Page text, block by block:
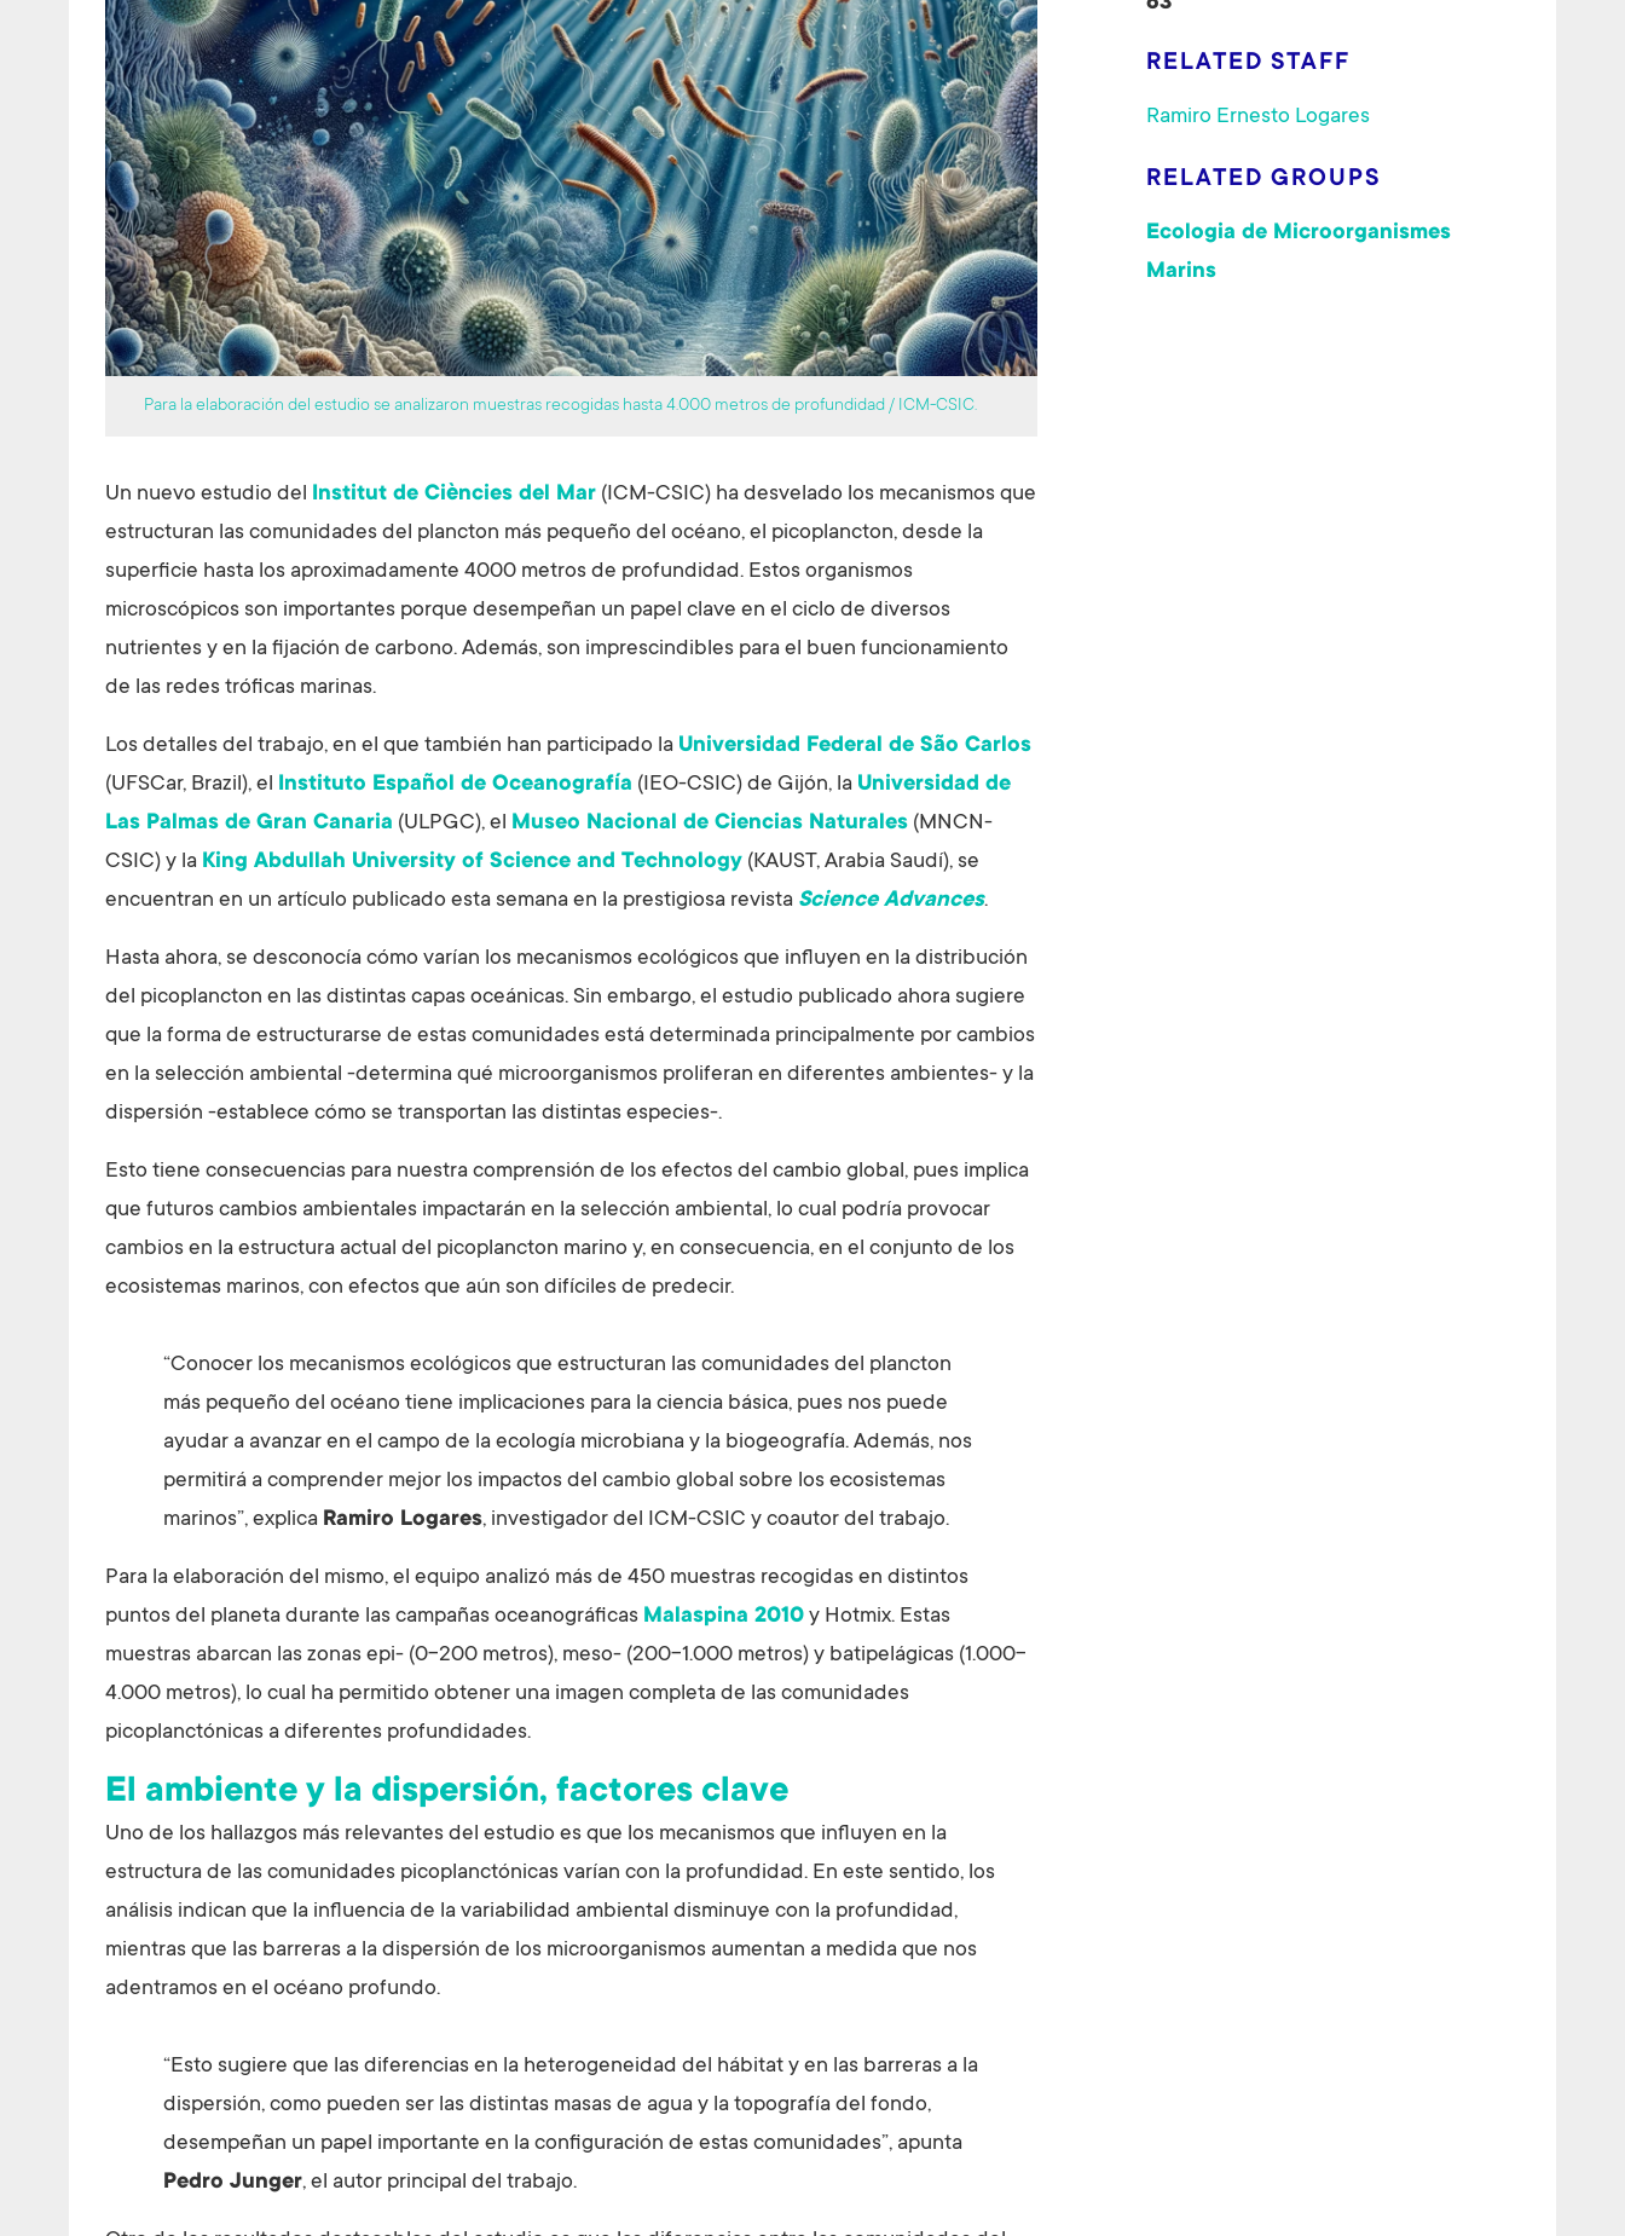
Para la elaboración del estudio se analizaron muestras recogidas hasta 4.000 metros de profundidad / ICM-CSIC.
Un nuevo estudio del Institut de Ciències del Mar (ICM-CSIC) ha desvelado los mecanismos que
estructuran las comunidades del plancton más pequeño del océano, el picoplancton, desde la
superficie hasta los aproximadamente 4000 metros de profundidad. Estos organismos
microscópicos son importantes porque desempeñan un papel clave en el ciclo de diversos
nutrientes y en la fijación de carbono. Además, son imprescindibles para el buen funcionamiento
de las redes tróficas marinas.
Los detalles del trabajo, en el que también han participado la Universidad Federal de São Carlos
(UFSCar, Brazil), el Instituto Español de Oceanografía (IEO-CSIC) de Gijón, la Universidad de
Las Palmas de Gran Canaria (ULPGC), el Museo Nacional de Ciencias Naturales (MNCN-
CSIC) y la King Abdullah University of Science and Technology (KAUST, Arabia Saudí), se
encuentran en un artículo publicado esta semana en la prestigiosa revista Science Advances.
Hasta ahora, se desconocía cómo varían los mecanismos ecológicos que influyen en la distribución
del picoplancton en las distintas capas oceánicas. Sin embargo, el estudio publicado ahora sugiere
que la forma de estructurarse de estas comunidades está determinada principalmente por cambios
en la selección ambiental -determina qué microorganismos proliferan en diferentes ambientes- y la
dispersión -establece cómo se transportan las distintas especies-.
Esto tiene consecuencias para nuestra comprensión de los efectos del cambio global, pues implica
que futuros cambios ambientales impactarán en la selección ambiental, lo cual podría provocar
cambios en la estructura actual del picoplancton marino y, en consecuencia, en el conjunto de los
ecosistemas marinos, con efectos que aún son difíciles de predecir.
“Conocer los mecanismos ecológicos que estructuran las comunidades del plancton
más pequeño del océano tiene implicaciones para la ciencia básica, pues nos puede
ayudar a avanzar en el campo de la ecología microbiana y la biogeografía. Además, nos
permitirá a comprender mejor los impactos del cambio global sobre los ecosistemas
marinos”, explica Ramiro Logares, investigador del ICM-CSIC y coautor del trabajo.
Para la elaboración del mismo, el equipo analizó más de 450 muestras recogidas en distintos
puntos del planeta durante las campañas oceanográficas Malaspina 2010 y Hotmix. Estas
muestras abarcan las zonas epi- (0-200 metros), meso- (200-1.000 metros) y batipelágicas (1.000-
4.000 metros), lo cual ha permitido obtener una imagen completa de las comunidades
picoplanctónicas a diferentes profundidades.
El ambiente y la dispersión, factores clave
Uno de los hallazgos más relevantes del estudio es que los mecanismos que influyen en la
estructura de las comunidades picoplanctónicas varían con la profundidad. En este sentido, los
análisis indican que la influencia de la variabilidad ambiental disminuye con la profundidad,
mientras que las barreras a la dispersión de los microorganismos aumentan a medida que nos
adentramos en el océano profundo.
“Esto sugiere que las diferencias en la heterogeneidad del hábitat y en las barreras a la
dispersión, como pueden ser las distintas masas de agua y la topografía del fondo,
desempeñan un papel importante en la configuración de estas comunidades”, apunta
Pedro Junger, el autor principal del trabajo.
RELATED STAFF
Ramiro Ernesto Logares
RELATED GROUPS
Ecologia de Microorganismes
Marins